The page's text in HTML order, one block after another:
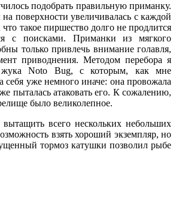
подобрать правильную приманку.
поверхности увеличивалась с каждой
такое пиршество долго не продлится
с поисками. Приманки из мягкого
только привлечь внимание голавля,
приводнения. Методом перебора я
жука Noto Bug, с которым, как мне
себя уже немного иначе: она провожала
пыталась атаковать его. К сожалению,
было великолепное.
всего нескольких небольших
взять хороший экземпляр, но
тормоз катушки позволил рыбе